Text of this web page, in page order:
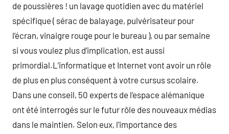
de poussières ! un lavage quotidien avec du matériel
spécifique ( sérac de balayage, pulvérisateur pour
l’écran, vinaigre rouge pour le bureau ), ou par semaine
si vous voulez plus d’implication, est aussi
primordial.L’informatique et Internet vont avoir un rôle
de plus en plus conséquent à votre cursus scolaire.
Dans une conseil, 50 experts de l’espace alémanique
ont été interrogés sur le futur rôle des nouveaux médias
dans le maintien. Selon eux, l’importance des